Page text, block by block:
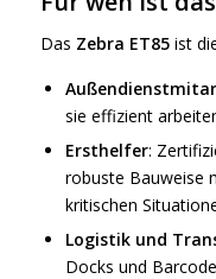
Das Zebra ET85ist
sie effizient
Ersthelfer:
robuste Bauweise
kritischen
Logistik und
Docks und